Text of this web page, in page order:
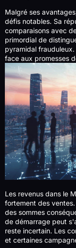
Malgré ses
défis notables. Sa
comparaisons avec
primordial de
pyramidal
face aux promesses
Les revenus dans le
fortement des
des sommes
de démarrage peut
reste incertain. Les
et certaines